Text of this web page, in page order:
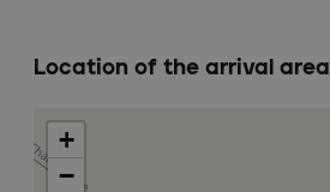
Location of the arrival area
+
−